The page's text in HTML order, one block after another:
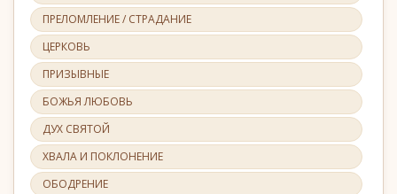
ПРЕЛОМЛЕНИЕ / СТРАДАНИЕ
ЦЕРКОВЬ
ПРИЗЫВНЫЕ
БОЖЬЯ ЛЮБОВЬ
ДУХ СВЯТОЙ
ХВАЛА И ПОКЛОНЕНИЕ
ОБОДРЕНИЕ